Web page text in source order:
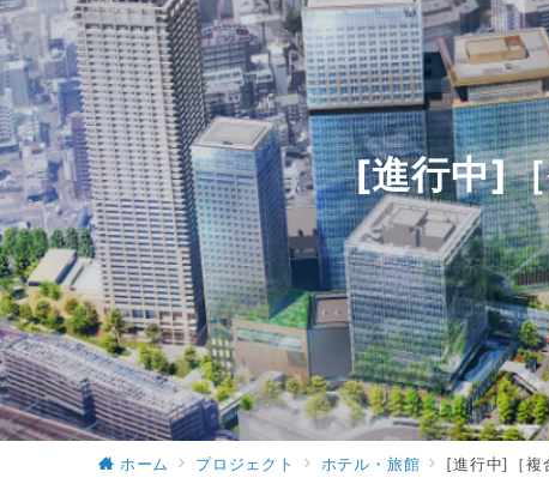
[進行中]
ホーム プロジェクト ホテル・旅館 [進行中]［複